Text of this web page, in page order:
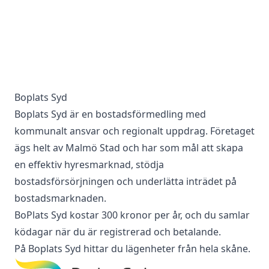
Boplats Syd
Boplats Syd är en bostadsförmedling med
kommunalt ansvar och regionalt uppdrag. Företaget
ägs helt av Malmö Stad och har som mål att skapa
en effektiv hyresmarknad, stödja
bostadsförsörjningen och underlätta inträdet på
bostadsmarknaden.
BoPlats Syd kostar 300 kronor per år, och du samlar
ködagar när du är registrerad och betalande.
På Boplats Syd hittar du lägenheter från hela skåne.